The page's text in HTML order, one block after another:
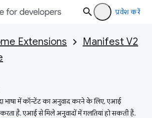
प्रवेश करें
Extensions
Manifest V2
भाषा में कॉन्टेंट का अनुवाद करने के लिए, एआई
है. एआई से मिले अनुवादों में गलतियां हो सकती हैं.